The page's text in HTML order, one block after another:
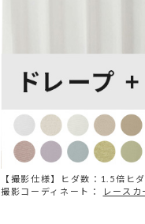
【撮影仕様】ヒダ数：1.5倍
撮影コーディネート：
レース